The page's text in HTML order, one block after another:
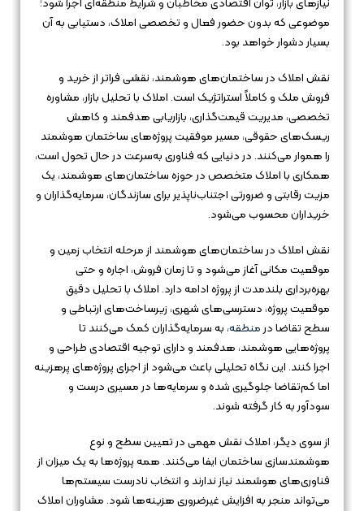
نیازهای بازار، توان اقتصادی مخاطبان و شرایط منطقه‌ای اجرا شود؛
موضوعی که بدون حضور فعال و تخصصی املاک، دستیابی به آن
بسیار دشوار خواهد بود.
نقش املاک در ساختمان‌های هوشمند، نقشی فراتر از خرید و
فروش ملک و کاملاً استراتژیک است. املاک با تحلیل بازار، مشاوره
تخصصی، مدیریت قیمت‌گذاری، بازاریابی هدفمند و کاهش
ریسک‌های حقوقی، مسیر موفقیت پروژه‌های ساختمان هوشمند
را هموار می‌کنند. در دنیایی که فناوری به‌سرعت در حال تحول است،
همکاری با املاک متخصص در حوزه ساختمان‌های هوشمند، یک
مزیت رقابتی و ضرورتی اجتناب‌ناپذیر برای سازندگان، سرمایه‌گذاران و
خریداران محسوب می‌شود.
نقش املاک در ساختمان‌های هوشمند از مرحله انتخاب زمین و
موقعیت مکانی آغاز می‌شود و تا زمان فروش، اجاره و حتی
بهره‌برداری بلندمدت از پروژه ادامه دارد. املاک با تحلیل دقیق
موقعیت پروژه، دسترسی‌های شهری، زیرساخت‌های ارتباطی و
سطح تقاضا درمنطقه، به سرمایه‌گذاران کمک می‌کنند تا
پروژه‌هایی هوشمند، هدفمند و دارای توجیه اقتصادی طراحی و
اجرا کنند. این نگاه تحلیلی باعث می‌شود از اجرای پروژه‌های پرهزینه
اما کم‌تقاضا جلوگیری شده و سرمایه‌ها در مسیری درست و
سودآور به کار گرفته شوند.
از سوی دیگر، املاک نقش مهمی در تعیین سطح و نوع
هوشمندسازی ساختمان ایفا می‌کنند. همه پروژه‌ها به یک میزان از
فناوری‌های هوشمند نیاز ندارند و انتخاب نادرست سیستم‌ها
می‌تواند منجر به افزایش غیرضروری هزینه‌ها شود. مشاوران املاک